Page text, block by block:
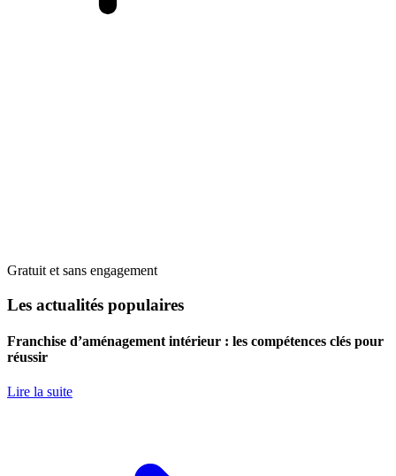
Gratuit et sans engagement
Les actualités populaires
Franchise d’aménagement intérieur : les compétences clés pour
réussir
Lire la suite